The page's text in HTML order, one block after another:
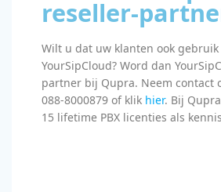
reseller-
Wilt u dat uw klanten ook gebruik
YourSipCloud? Word dan
partner bij Qupra. Neem contact
088-8000879 of klik hier. Bij
15 lifetime PBX licenties als